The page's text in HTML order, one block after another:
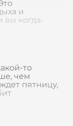
и
вы когда-
то
чем
пятницу,